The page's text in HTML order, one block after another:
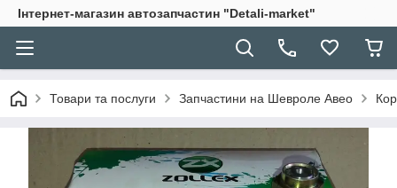
Інтернет-магазин автозапчастин "Detali-market"
Товари та послуги Запчастини на Шевроле Авео